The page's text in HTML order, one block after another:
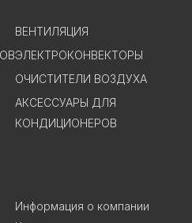
ВЕНТИЛЯЦИЯ
ЭЛЕКТРОКОНВЕКТОРЫ
ОЧИСТИТЕЛИ ВОЗДУХА
АКСЕССУАРЫ ДЛЯ
КОНДИЦИОНЕРОВ
Информация о компании